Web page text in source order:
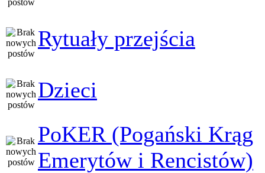
Rytuały przejścia
Dzieci
PoKER (Pogański Krąg
Emerytów i Rencistów)